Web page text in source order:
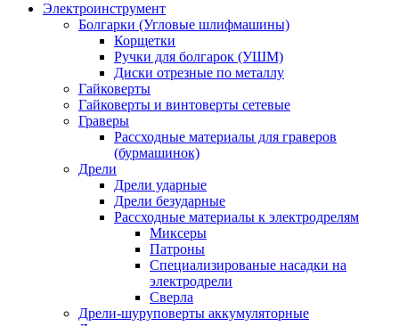
Электроинструмент
Болгарки (Угловые шлифмашины)
Корщетки
Ручки для болгарок (УШМ)
Диски отрезные по металлу
Гайковерты
Гайковерты и винтоверты сетевые
Граверы
Рассходные материалы для граверов
(бурмашинок)
Дрели
Дрели ударные
Дрели безударные
Рассходные материалы к электродрелям
Миксеры
Патроны
Специализированые насадки на
электродрели
Сверла
Дрели-шуруповерты аккумуляторные